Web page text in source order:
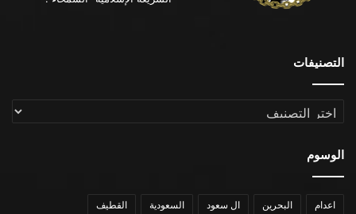
التصنيفات
التصنيفات
الوسوم
اعدام البحرين ال سعود السعودية القطيف